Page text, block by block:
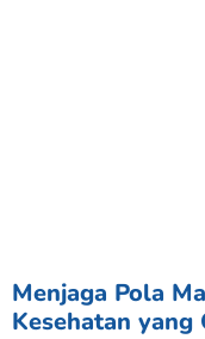
Menjaga Pola
Kesehatan yang